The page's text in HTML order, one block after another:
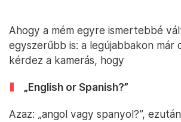
Ahogy a mém egyre ismertebbé
egyszerűbb is: a legújabbakon már
kérdez a kamerás, hogy
„English or Spanish?”
Azaz: „angol vagy spanyol?”,